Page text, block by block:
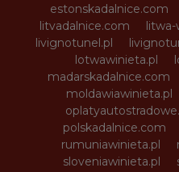
estonskadalnice.com
litvadalnice.com
litwa-
livignotunel.pl
lotwawinieta.pl
madarskadalnice.com
moldawiawinieta.pl
polskadalnice.com
rumuniawinieta.pl
sloveniawinieta.pl